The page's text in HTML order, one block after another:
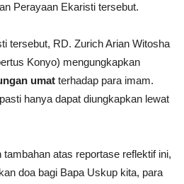
Perayaan Ekaristi tersebut.
tersebut, RD. Zurich Arian Witosha
Konyo) mengungkapkan
umat terhadap para imam.
hanya dapat diungkapkan lewat
atas reportase reflektif ini,
doa bagi Bapa Uskup kita, para